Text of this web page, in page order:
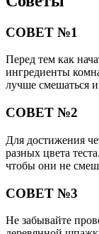
СОВЕТ №1
Перед тем как
ингредиенты
лучше смешаться
СОВЕТ №2
Для достижения
разных цвета
чтобы они не
СОВЕТ №3
Не забывайте